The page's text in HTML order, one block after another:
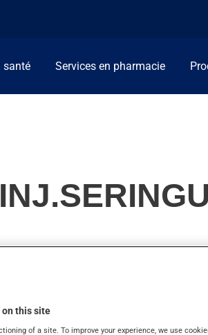
santé Services en pharmacie
rhumatoïde ou pour la
on this site
of a site. To improve your experience, we use